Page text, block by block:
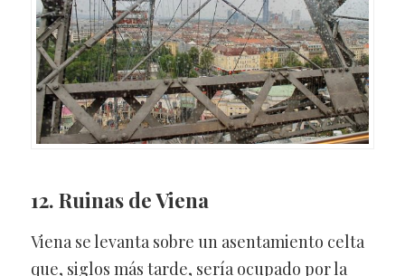
12. Ruinas de Viena
Viena se levanta sobre un asentamiento celta
que, siglos más tarde, sería ocupado por la